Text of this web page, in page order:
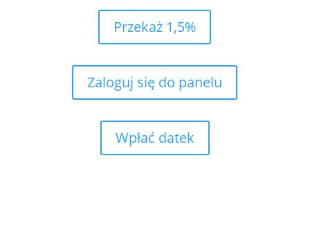
Przekaż 1,5%
Zaloguj się do panelu
Wpłać datek